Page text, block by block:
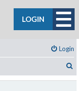
LOGIN
Login